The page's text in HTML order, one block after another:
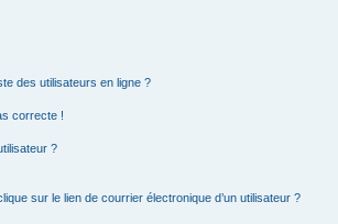
des utilisateurs en ligne ?
correcte !
?
sur le lien de courrier électronique d’un utilisateur ?